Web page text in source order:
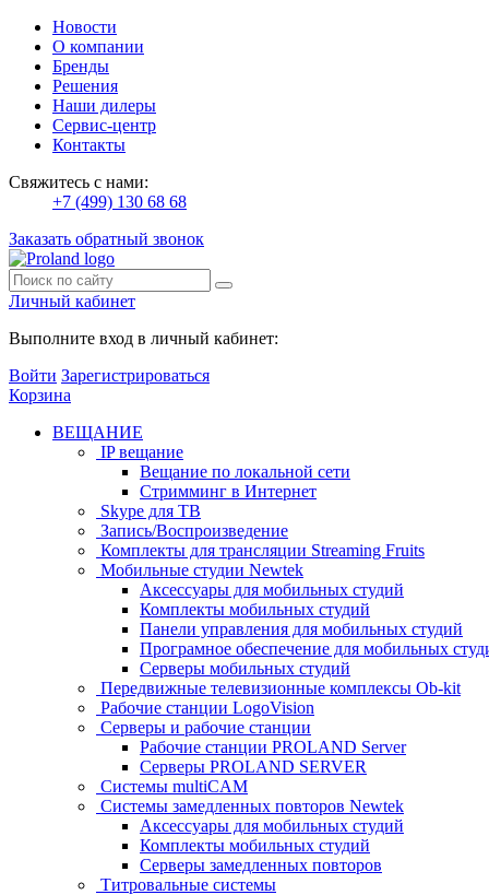
Новости
О компании
Бренды
Решения
Наши дилеры
Сервис-центр
Контакты
Свяжитесь с нами:
+7 (499) 130 68 68
Заказать обратный звонок
Личный кабинет
Выполните вход в личный кабинет:
Войти Зарегистрироваться
Корзина
ВЕЩАНИЕ
IP вещание
Вещание по локальной сети
Стримминг в Интернет
Skype для ТВ
Запись/Воспроизведение
Комплекты для трансляции Streaming Fruits
Мобильные студии Newtek
Аксессуары для мобильных студий
Комплекты мобильных студий
Панели управления для мобильных студий
Програмное обеспечение для мобильных
Серверы мобильных студий
Передвижные телевизионные комплексы Ob-kit
Рабочие станции LogoVision
Серверы и рабочие станции
Рабочие станции PROLAND Server
Серверы PROLAND SERVER
Системы multiCAM
Системы замедленных повторов Newtek
Аксессуары для мобильных студий
Комплекты мобильных студий
Серверы замедленных повторов
Титровальные системы